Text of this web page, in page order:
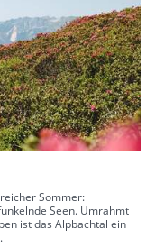
Sommer:
Seen. Umrahmt
ist das Alpbachtal ein